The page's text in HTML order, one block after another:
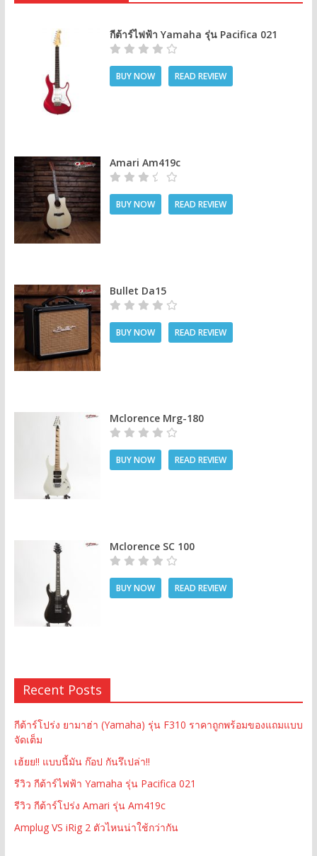
กีต้าร์ไฟฟ้า Yamaha รุ่น Pacifica 021
BUY NOW READ REVIEW
Amari Am419c
BUY NOW READ REVIEW
Bullet Da15
BUY NOW READ REVIEW
Mclorence Mrg-180
BUY NOW READ REVIEW
Mclorence SC 100
BUY NOW READ REVIEW
Recent Posts
กีต้าร์โปร่ง ยามาฮ่า (Yamaha) รุ่น F310 ราคาถูกพร้อมของแถมแบบ
จัดเต็ม
เฮ้ยย!! แบบนี้มัน ก๊อป กันรึเปล่า!!
รีวิว กีต้าร์ไฟฟ้า Yamaha รุ่น Pacifica 021
รีวิว กีต้าร์โปร่ง Amari รุ่น Am419c
Amplug VS iRig 2 ตัวไหนน่าใช้กว่ากัน